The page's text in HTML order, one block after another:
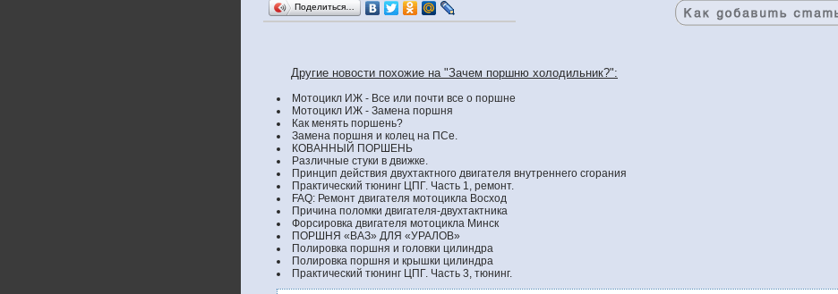
Поделиться…
Другие новости похожие на "Зачем поршню холодильник?":
Мотоцикл ИЖ - Все или почти все о поршне
Мотоцикл ИЖ - Замена поршня
Как менять поршень?
Замена поршня и колец на ПСе.
КОВАННЫЙ ПОРШЕНЬ
Различные стуки в движке.
Принцип действия двухтактного двигателя внутреннего сгорания
Практический тюнинг ЦПГ. Часть 1, ремонт.
FAQ: Ремонт двигателя мотоцикла Восход
Причина поломки двигателя-двухтактника
Форсировка двигателя мотоцикла Минск
ПОРШНЯ «ВАЗ» ДЛЯ «УРАЛОВ»
Полировка поршня и головки цилиндра
Полировка поршня и крышки цилиндра
Практический тюнинг ЦПГ. Часть 3, тюнинг.